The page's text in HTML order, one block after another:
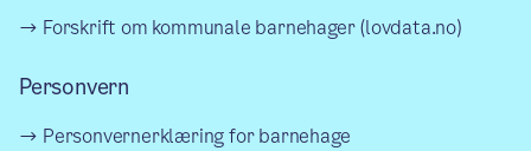
Forskrift om kommunale barnehager (lovdata.no)
Personvern
Personvernerklæring for barnehage